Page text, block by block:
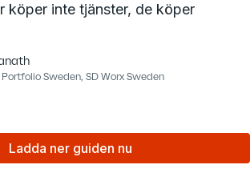
köper inte tjänster, de köper
Sweden, SD Worx Sweden
Ladda ner guiden nu